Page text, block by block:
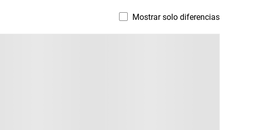
Mostrar solo diferencias